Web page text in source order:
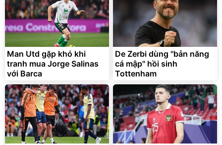
Man Utd gặp khó khi
tranh mua Jorge Salinas
với Barca
De Zerbi dùng ''bản năng
cá mập'' hồi sinh
Tottenham